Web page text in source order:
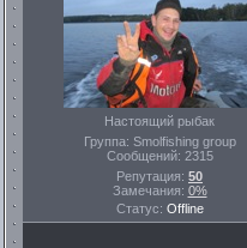
Настоящий рыбак
Группа: Smolfishing group
Сообщений: 2315
Репутация: 50
Замечания: 0%
Статус: Offline